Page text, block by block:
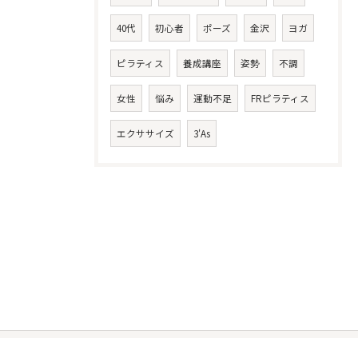
40代 初心者 ポーズ 金沢 ヨガ
ピラティス 養成講座 姿勢 不調
女性 悩み 運動不足 FRピラティス
エクササイズ 3'As